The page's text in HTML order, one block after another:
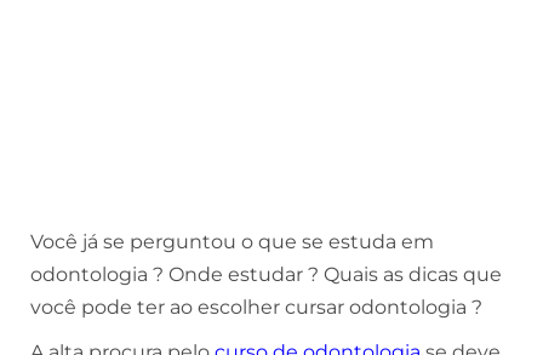
Você já se perguntou o que se estuda em
odontologia ? Onde estudar ? Quais as dicas que
você pode ter ao escolher cursar odontologia ?